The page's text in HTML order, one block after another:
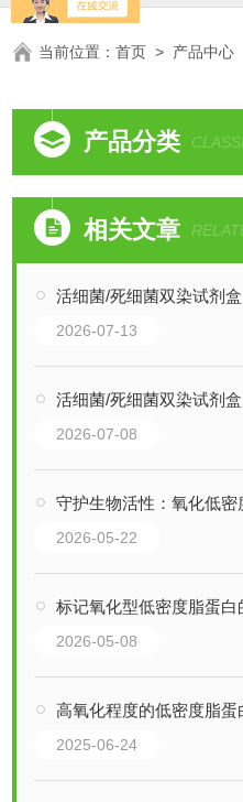
当前位置：首页 > 产品中心
产品分类
相关文章
活细菌/死细菌双染试剂
2026-07-13
活细菌/死细菌双染试剂盒
2026-07-08
守护生物活性：氧化低密
2026-05-22
标记氧化型低密度脂蛋白
2026-05-08
高氧化程度的低密度脂蛋
2025-06-24